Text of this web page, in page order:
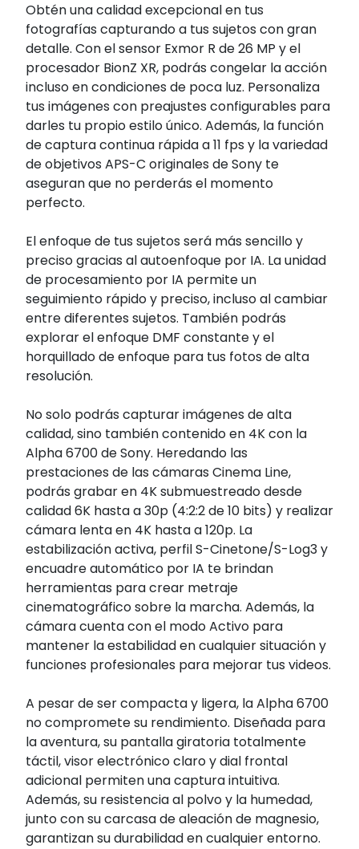
Obtén una calidad excepcional en tus
fotografías capturando a tus sujetos con gran
detalle. Con el sensor Exmor R de 26 MP y el
procesador BionZ XR, podrás congelar la acción
incluso en condiciones de poca luz. Personaliza
tus imágenes con preajustes configurables para
darles tu propio estilo único. Además, la función
de captura continua rápida a 11 fps y la variedad
de objetivos APS-C originales de Sony te
aseguran que no perderás el momento
perfecto.
El enfoque de tus sujetos será más sencillo y
preciso gracias al autoenfoque por IA. La unidad
de procesamiento por IA permite un
seguimiento rápido y preciso, incluso al cambiar
entre diferentes sujetos. También podrás
explorar el enfoque DMF constante y el
horquillado de enfoque para tus fotos de alta
resolución.
No solo podrás capturar imágenes de alta
calidad, sino también contenido en 4K con la
Alpha 6700 de Sony. Heredando las
prestaciones de las cámaras Cinema Line,
podrás grabar en 4K submuestreado desde
calidad 6K hasta a 30p (4:2:2 de 10 bits) y realizar
cámara lenta en 4K hasta a 120p. La
estabilización activa, perfil S-Cinetone/S-Log3 y
encuadre automático por IA te brindan
herramientas para crear metraje
cinematográfico sobre la marcha. Además, la
cámara cuenta con el modo Activo para
mantener la estabilidad en cualquier situación y
funciones profesionales para mejorar tus videos.
A pesar de ser compacta y ligera, la Alpha 6700
no compromete su rendimiento. Diseñada para
la aventura, su pantalla giratoria totalmente
táctil, visor electrónico claro y dial frontal
adicional permiten una captura intuitiva.
Además, su resistencia al polvo y la humedad,
junto con su carcasa de aleación de magnesio,
garantizan su durabilidad en cualquier entorno.